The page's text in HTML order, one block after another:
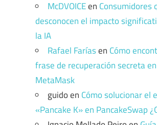
McDVOICEen Consumidores
desconocen el impacto
la IA
Rafael Faríasen Cómo
frase de recuperación secreta en
MetaMask
guidoen Cómo solucionar el
«Pancake K» en PancakeSwap